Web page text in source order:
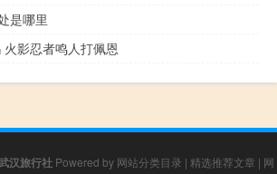
是哪里
影忍者鸣人打佩恩
汉旅行社 Powered by 网站分类目录 | 精选推荐文章 | 网